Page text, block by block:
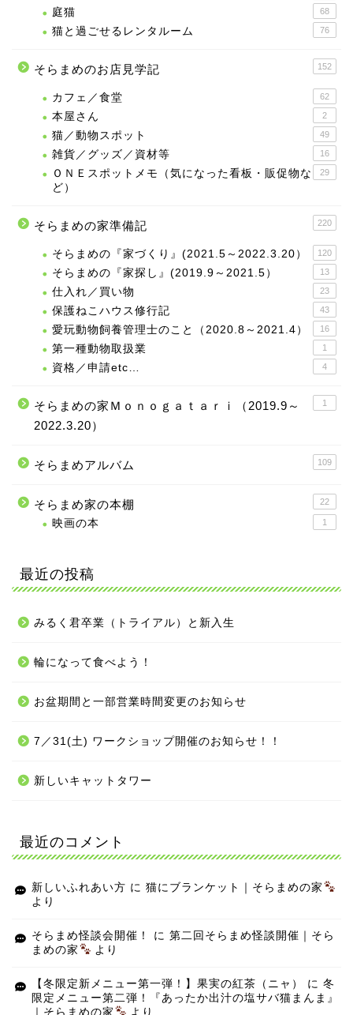
庭猫 68
猫と過ごせるレンタルーム 76
そらまめのお店見学記 152
カフェ／食堂 62
本屋さん 2
猫／動物スポット 49
雑貨／グッズ／資材等 16
ＯＮＥスポットメモ（気になった看板・販促物な
ど）
29
そらまめの家準備記 220
そらまめの『家づくり』(2021.5～2022.3.20） 120
そらまめの『家探し』(2019.9～2021.5） 13
仕入れ／買い物 23
保護ねこハウス修行記 43
愛玩動物飼養管理士のこと（2020.8～2021.4） 16
第一種動物取扱業 1
資格／申請etc… 4
そらまめの家Ｍｏｎｏｇａｔａｒｉ（2019.9～
2022.3.20）
1
そらまめアルバム 109
そらまめ家の本棚 22
映画の本 1
最近の投稿
みるく君卒業（トライアル）と新入生
輪になって食べよう！
お盆期間と一部営業時間変更のお知らせ
7／31(土) ワークショップ開催のお知らせ！！
新しいキャットタワー
最近のコメント
新しいふれあい方 に 猫にブランケット｜そらまめの家
より
そらまめ怪談会開催！ に 第二回そらまめ怪談開催｜そら
まめの家
より
【冬限定新メニュー第一弾！】果実の紅茶（ニャ） に 冬
限定メニュー第二弾！『あったか出汁の塩サバ猫まんま』
｜そらまめの家
より